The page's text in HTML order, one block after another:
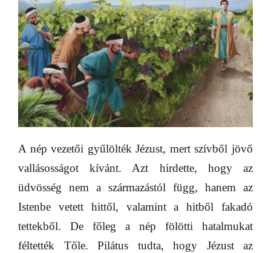
A nép vezetői gyűlölték Jézust, mert szívből jövő
vallásosságot kívánt. Azt hirdette, hogy az
üdvösség nem a származástól függ, hanem az
Istenbe vetett hittől, valamint a hitből fakadó
tettekből. De főleg a nép fölötti hatalmukat
féltették Tőle. Pilátus tudta, hogy Jézust az